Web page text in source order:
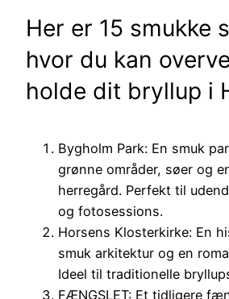
Her er 15 smukke
hvor du kan
holde dit bryllup i
Bygholm Park: En smuk
grønne områder, søer og
herregård. Perfekt til
og fotosessions.
Horsens Klosterkirke: En
smuk arkitektur og en
Ideel til traditionelle
FÆNGSLET: Et tidligere